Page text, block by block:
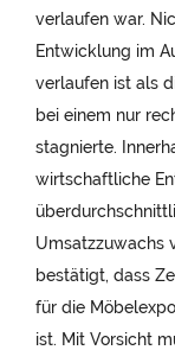
verlaufen war.
Entwicklung im
verlaufen ist als
bei einem nur
stagnierte.
wirtschaftliche
Umsatzzuwachs
bestätigt, dass
für die
ist. Mit Vorsicht